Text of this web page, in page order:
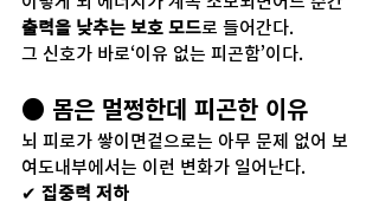
출력을 낮추는 보호 모드로 들어간다.
그 신호가 바로‘이유 없는 피곤함’이다.
● 몸은 멀쩡한데 피곤한 이유
뇌 피로가 쌓이면겉으로는 아무 문제 없어 보
여도내부에서는 이런 변화가 일어난다.
✔ 집중력 저하